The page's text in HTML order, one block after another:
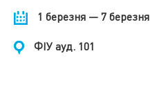
1 березня — 7 березня
ФІУ ауд. 101